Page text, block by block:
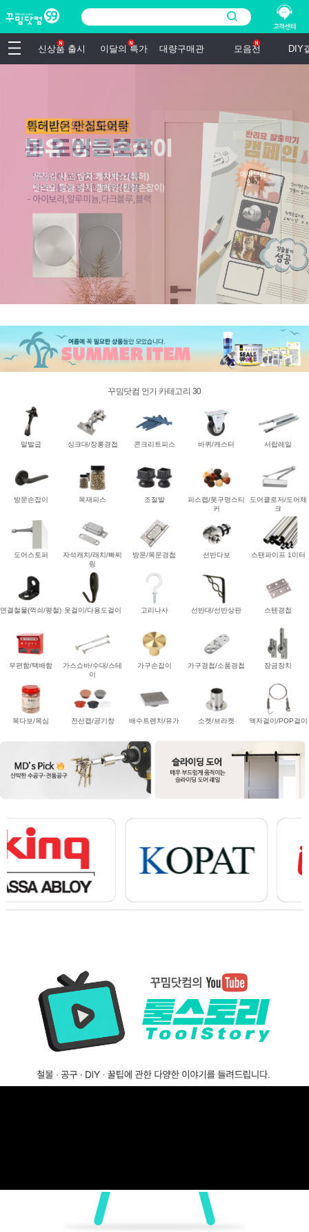
신상품 출시 이달의 특가 대량구매관 모음전 DIY
꾸밈닷컴 인기 카테고리 30
말발굽 싱크대/장롱경첩 콘크리트피스 바퀴/캐스터 서랍레일
방문손잡이 목재피스 조절발
피스캡/못구멍스티
커
도어클로저/도어체
크
도어스토퍼
자석캐치/래치/빠찌
링
방문/목문경첩 선반다보 스탠파이프 1미터
연결철물(꺽쇠/평철) 옷걸이/다용도걸이 고리나사 선반대/선반상판 스텐경첩
우편함/택배함
가스쇼바/수대/스테
이
가구손잡이 가구경첩/소품경첩 잠금장치
목다보/목심 전선캡/공기창 배수트렌치/유가 소켓/브라켓 액자걸이/POP걸이